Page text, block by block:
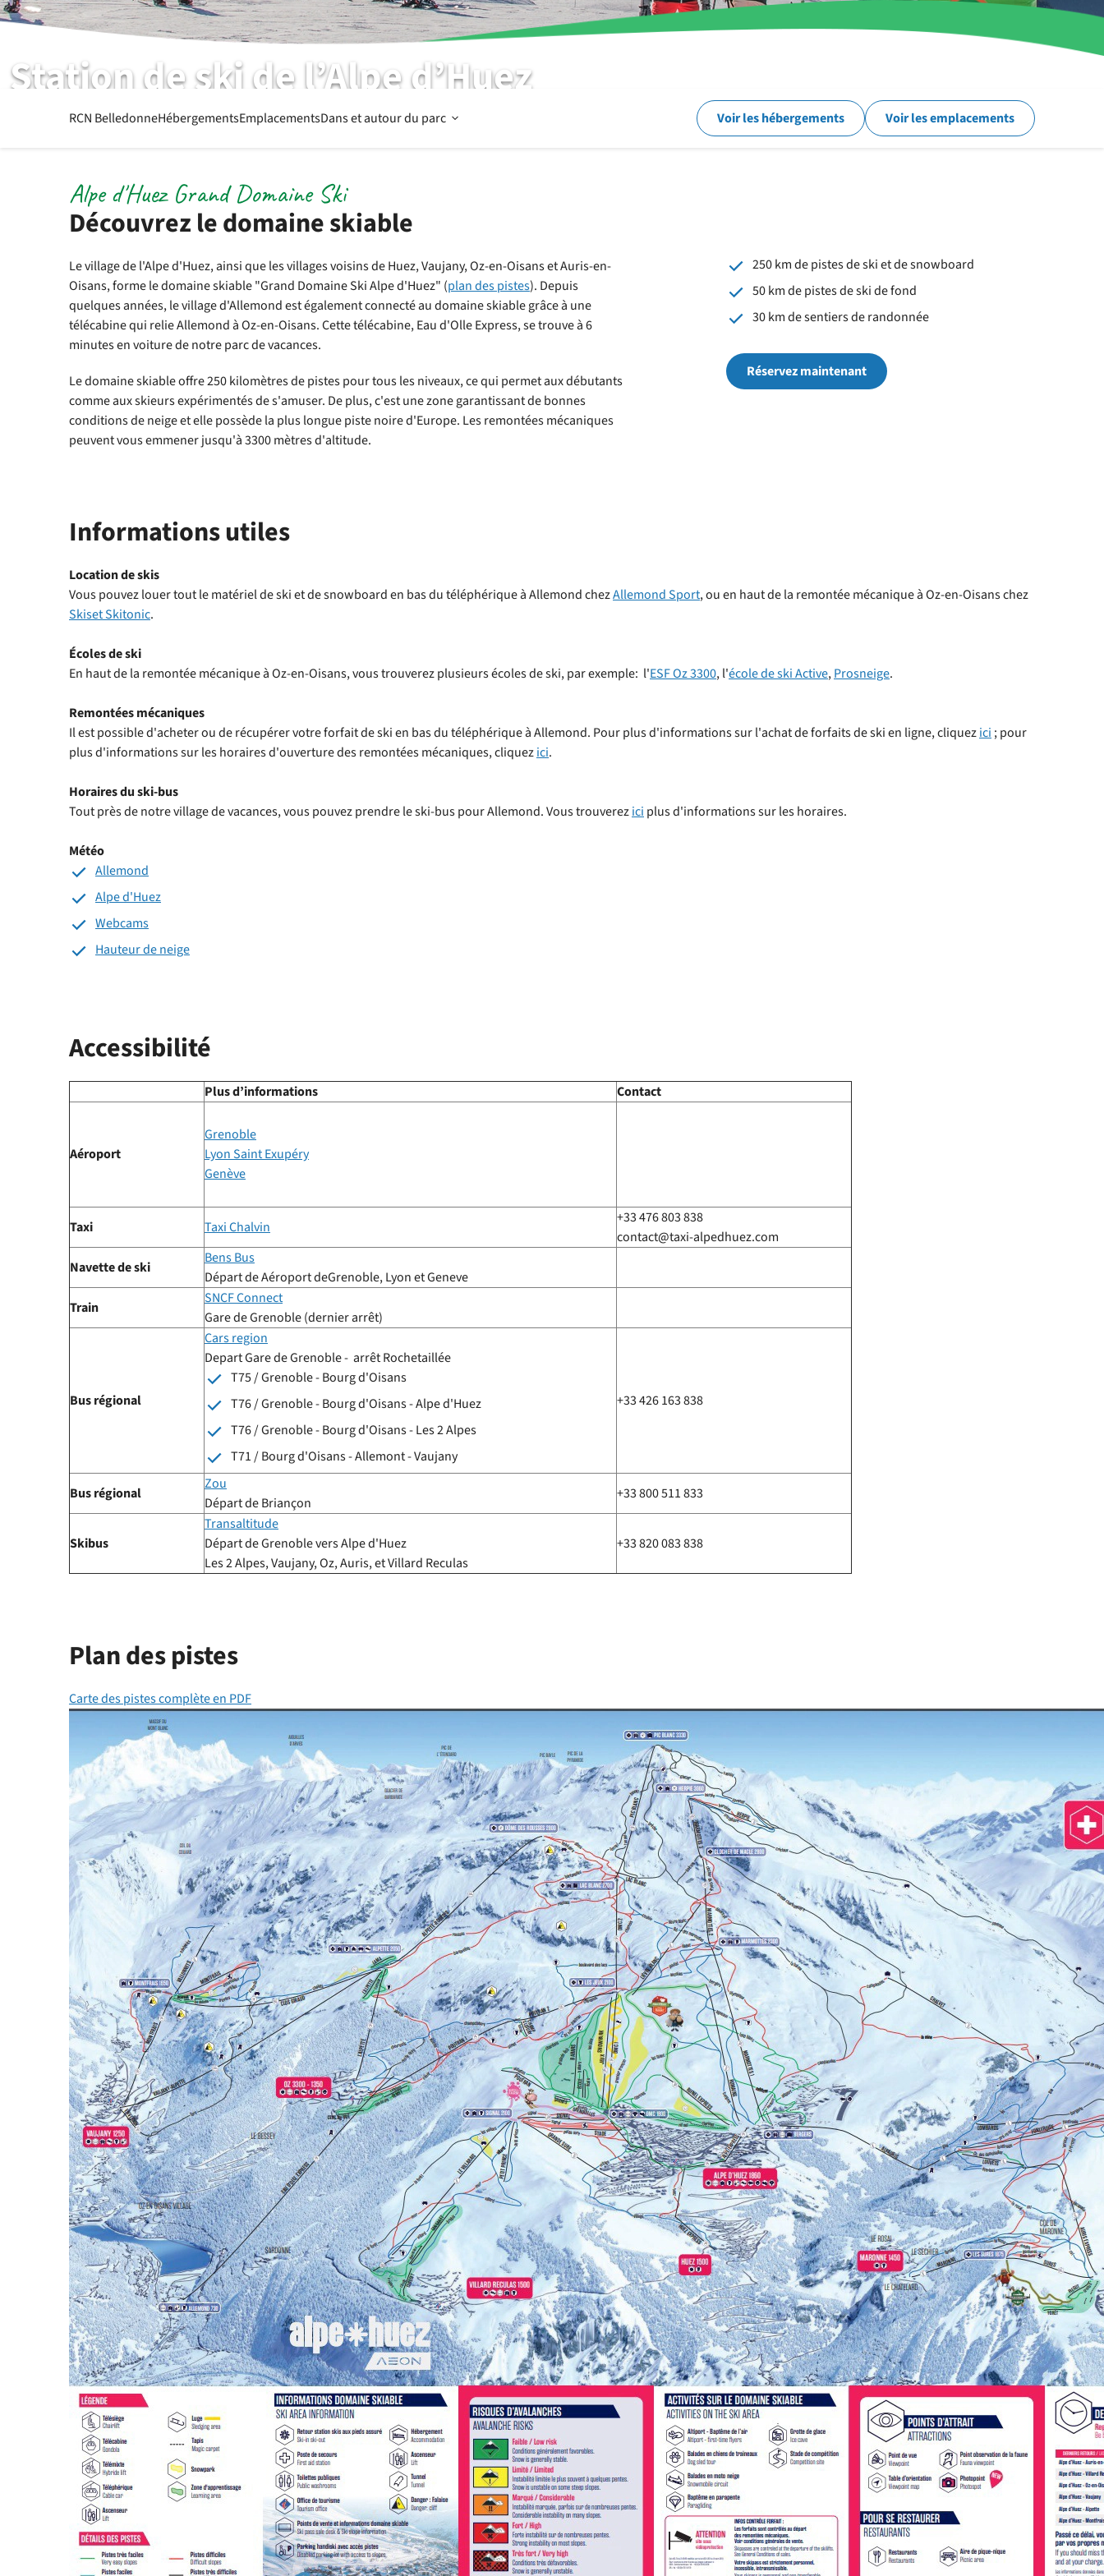
Station de ski de l’Alpe d’Huez
proche de RCN Belledonne
RCN BelledonneHébergementsEmplacementsDans et autour du parc Ouvrir
autour
parc
Voir les hébergements Voir les emplacements
Découvrez le domaine skiable
Alpe d'Huez Grand Domaine Ski
Le village de l'Alpe d'Huez, ainsi que les villages voisins de Huez, Vaujany, Oz-en-Oisans et Auris-en-
Oisans, forme le domaine skiable "Grand Domaine Ski Alpe d'Huez" (plan des pistes). Depuis
quelques années, le village d'Allemond est également connecté au domaine skiable grâce à une
télécabine qui relie Allemond à Oz-en-Oisans. Cette télécabine, Eau d'Olle Express, se trouve à 6
minutes en voiture de notre parc de vacances.
Le domaine skiable offre 250 kilomètres de pistes pour tous les niveaux, ce qui permet aux débutants
comme aux skieurs expérimentés de s'amuser. De plus, c'est une zone garantissant de bonnes
conditions de neige et elle possède la plus longue piste noire d'Europe. Les remontées mécaniques
peuvent vous emmener jusqu'à 3300 mètres d'altitude.
250 km de pistes de ski et de snowboard
50 km de pistes de ski de fond
30 km de sentiers de randonnée
Réservez maintenant
Informations utiles
Location de skis
Vous pouvez louer tout le matériel de ski et de snowboard en bas du téléphérique à Allemond chezAllemond Sport, ou en haut de la remontée mécanique à Oz-en-Oisans chez
Skiset Skitonic.
Écoles de ski
En haut de la remontée mécanique à Oz-en-Oisans, vous trouverez plusieurs écoles de ski, par exemple: l'ESF Oz 3300, l'école de ski Active,Prosneige.
Remontées mécaniques
Il est possible d'acheter ou de récupérer votre forfait de ski en bas du téléphérique à Allemond. Pour plus d'informations sur l'achat de forfaits de ski en ligne, cliquezici ; pour
plus d'informations sur les horaires d'ouverture des remontées mécaniques, cliquezici.
Horaires du ski-bus
Tout près de notre village de vacances, vous pouvez prendre le ski-bus pour Allemond. Vous trouverezici plus d'informations sur les horaires.
Météo
Allemond
Alpe d'Huez
Webcams
Hauteur de neige
Accessibilité
Plus d’informations Contact
Aéroport
Grenoble
Lyon Saint Exupéry
Genève
Taxi Taxi Chalvin
+33 476 803 838
contact@taxi-alpedhuez.com
Navette de ski
Bens Bus
Départ de Aéroport deGrenoble, Lyon et Geneve
Train
SNCF Connect
Gare de Grenoble (dernier arrêt)
Bus régional
Cars region
Depart Gare de Grenoble - arrêt Rochetaillée
T75 / Grenoble - Bourg d'Oisans
T76 / Grenoble - Bourg d'Oisans - Alpe d'Huez
T76 / Grenoble - Bourg d'Oisans - Les 2 Alpes
T71 / Bourg d'Oisans - Allemont - Vaujany
+33 426 163 838
Bus régional
Zou
Départ de Briançon
+33 800 511 833
Skibus
Transaltitude
Départ de Grenoble vers Alpe d'Huez
Les 2 Alpes, Vaujany, Oz, Auris, et Villard Reculas
+33 820 083 838
Plan des pistes
Carte des pistes complète en PDF